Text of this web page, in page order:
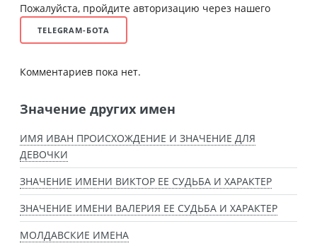
Пожалуйста, пройдите авторизацию через нашего
TELEGRAM-БОТА
Комментариев пока нет.
Значение других имен
ИМЯ ИВАН ПРОИСХОЖДЕНИЕ И ЗНАЧЕНИЕ ДЛЯ
ДЕВОЧКИ
ЗНАЧЕНИЕ ИМЕНИ ВИКТОР ЕЕ СУДЬБА И ХАРАКТЕР
ЗНАЧЕНИЕ ИМЕНИ ВАЛЕРИЯ ЕЕ СУДЬБА И ХАРАКТЕР
МОЛДАВСКИЕ ИМЕНА